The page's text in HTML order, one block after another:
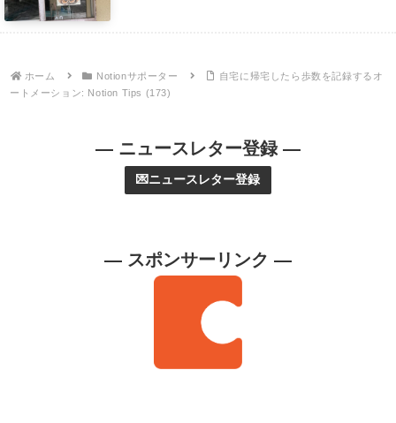
ホーム Notionサポーター
自宅に帰宅したら歩数を記録するオ
ートメーション: Notion Tips (173)
— ニュースレター登録 —
💌ニュースレター登録
— スポンサーリンク —